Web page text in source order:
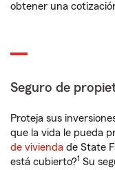
obtener una
Seguro de
Proteja sus
que la vida le pueda
de vivienda de State
está cubierto?1 Su